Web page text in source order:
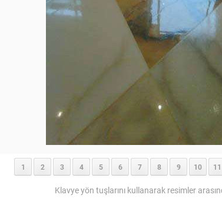
1 2 3 4 5 6 7 8 9 10 11
Klavye yön tuşlarını kullanarak resimler